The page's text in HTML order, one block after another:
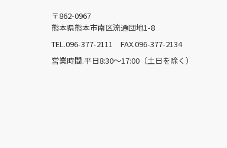
〒862-0967
熊本県熊本市南区流通団地1-8
TEL.096-377-2111
FAX.096-377-2134
営業時間.平日8:30〜17:00（土日を除く）